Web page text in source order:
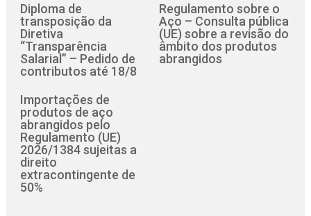
Diploma de
transposição da
Diretiva
“Transparência
Salarial” – Pedido de
contributos até 18/8
Regulamento sobre o
Aço – Consulta pública
(UE) sobre a revisão do
âmbito dos produtos
abrangidos
Importações de
produtos de aço
abrangidos pelo
Regulamento (UE)
2026/1384 sujeitas a
direito
extracontingente de
50%